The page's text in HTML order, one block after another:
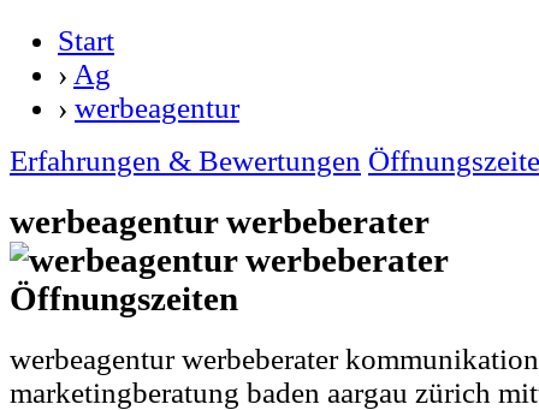
Start
› Ag
› werbeagentur
Erfahrungen & Bewertungen
werbeagentur werbeberater
werbeagentur werbeberater
marketingberatung baden aargau zürich